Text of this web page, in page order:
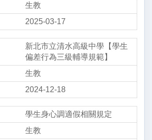
生教
2025-03-17
新北市立清水高級中學【學生
偏差行為三級輔導規範】
生教
2024-12-18
學生身心調適假相關規定
生教